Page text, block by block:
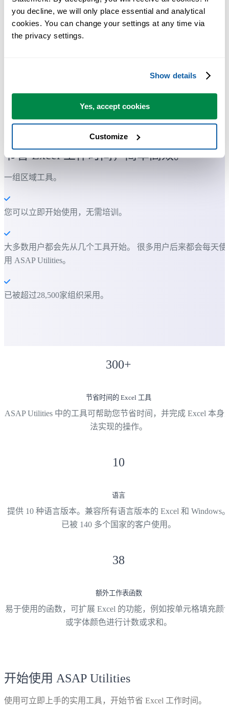
you decline, we will only place essential and analytical
cookies. You can change your settings at any time via
the privacy settings.
Show details
Yes, accept cookies
Customize
节省 Excel 工作时间，简单高效。
一组区域工具。
您可以立即开始使用，无需培训。
大多数用户都会先从几个工具开始。 很多用户后来都会每天使
用 ASAP Utilities。
已被超过28,500家组织采用。
300+
节省时间的 Excel 工具
ASAP Utilities 中的工具可帮助您节省时间，并完成 Excel 本身
法实现的操作。
10
语言
提供 10 种语言版本。兼容所有语言版本的 Excel 和 Windows
已被 140 多个国家的客户使用。
38
额外工作表函数
易于使用的函数，可扩展 Excel 的功能，例如按单元格填充颜
或字体颜色进行计数或求和。
开始使用 ASAP Utilities
使用可立即上手的实用工具，开始节省 Excel 工作时间。